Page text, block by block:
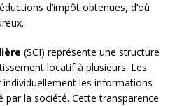
d’impôt obtenues, d’où
(SCI) représente une structure
locatif à plusieurs. Les
les informations
la société. Cette transparence